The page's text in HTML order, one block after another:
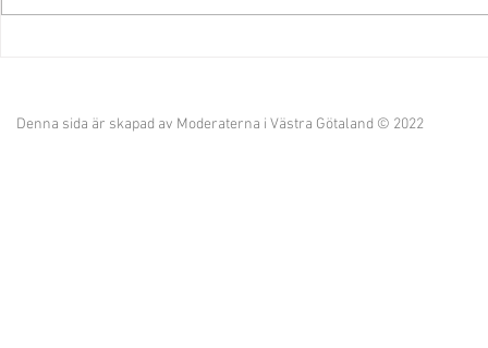
Denna sida är skapad av Moderaterna i Västra Götaland © 2022